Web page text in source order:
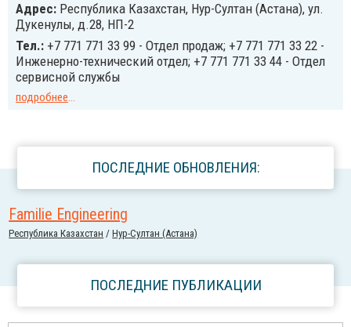
Адрес: Республика Казахстан, Нур-Султан (Астана), ул.
Дукенулы, д.28, НП-2
Тел.: +7 771 771 33 99 - Отдел продаж; +7 771 771 33 22 -
Инженерно-технический отдел; +7 771 771 33 44 - Отдел
сервисной службы
подробнее...
ПОСЛЕДНИЕ ОБНОВЛЕНИЯ:
Familie Engineering
Республика Казахстан /Нур-Султан (Астана)
ПОСЛЕДНИЕ ПУБЛИКАЦИИ